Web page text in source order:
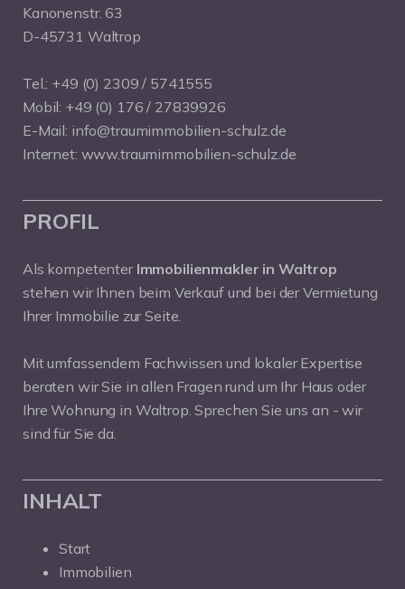
Kanonenstr. 63
D-45731 Waltrop
Tel.: +49 (0) 2309 / 5741555
Mobil: +49 (0) 176 / 27839926
E-Mail: info@traumimmobilien-schulz.de
Internet: www.traumimmobilien-schulz.de
PROFIL
Als kompetenter Immobilienmakler in Waltrop
stehen wir Ihnen beim Verkauf und bei der Vermietung
Ihrer Immobilie zur Seite.
Mit umfassendem Fachwissen und lokaler Expertise
beraten wir Sie in allen Fragen rund um Ihr Haus oder
Ihre Wohnung in Waltrop. Sprechen Sie uns an - wir
sind für Sie da.
INHALT
Start
Immobilien